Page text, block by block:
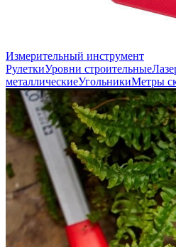
Измерительный инструмент
РулеткиУровни строительные
металлическиеУгольникиМетры